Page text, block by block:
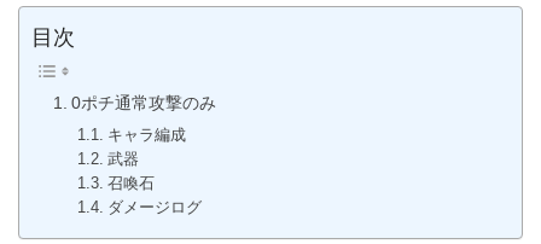
目次
0ポチ通常攻撃のみ
キャラ編成
武器
召喚石
ダメージログ